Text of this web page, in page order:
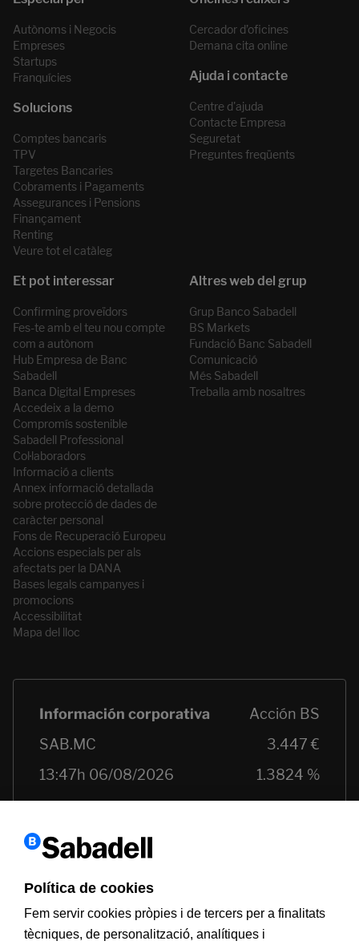
Autònoms i Negocis
Empreses
Startups
Franquícies
Comptes bancaris
TPV
Targetes Bancaries
Cobraments i Pagaments
Assegurances i Pensions
Finançament
Renting
Veure tot el catàleg
Cercador d’oficines
Demana cita online
Centre d'ajuda
Contacte Empresa
Seguretat
Preguntes freqüents
Confirming proveïdors
Fes-te amb el teu nou compte
com a autònom
Hub Empresa de Banc
Sabadell
Banca Digital Empreses
Accedeix a la demo
Compromís sostenible
Sabadell Professional
Col·laboradors
Informació a clients
Annex informació detallada
sobre protecció de dades de
caràcter personal
Fons de Recuperació Europeu
Accions especials per als
afectats per la DANA
Bases legals campanyes i
promocions
Accessibilitat
Mapa del lloc
Grup Banco Sabadell
BS Markets
Fundació Banc Sabadell
Comunicació
Més Sabadell
Treballa amb nosaltres
Política de cookies
Fem servir cookies pròpies i de tercers per a finalitats
tècniques, de personalització, analítiques i